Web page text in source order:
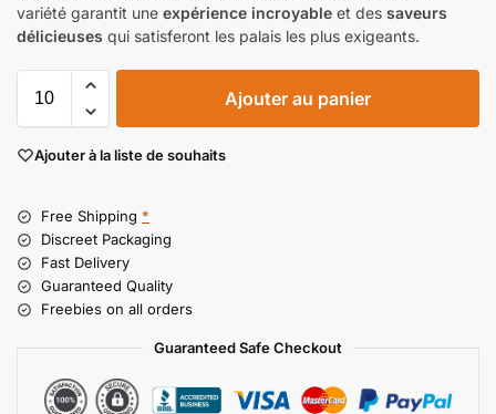
variété garantit une expérience incroyable et des saveurs
délicieuses qui satisferont les palais les plus exigeants.
Ajouter au panier
Ajouter à la liste de souhaits
Free Shipping *
Discreet Packaging
Fast Delivery
Guaranteed Quality
Freebies on all orders
Guaranteed Safe Checkout